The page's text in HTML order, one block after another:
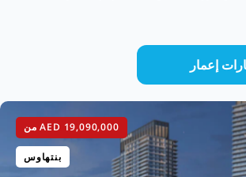
إعمار
AED 19,090,000 من
بنتهاوس